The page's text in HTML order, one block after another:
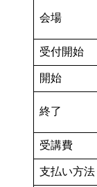
会場
受付開始
開始
終了
受講費
支払い方法